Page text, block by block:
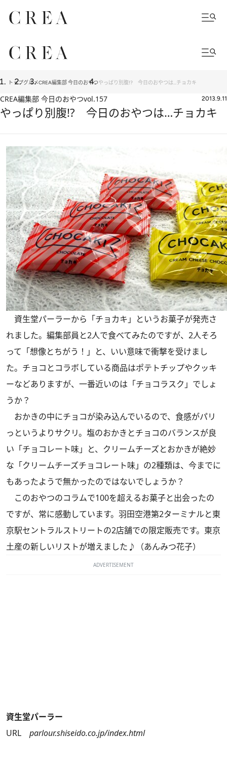
トップグルメCREA編集部 今日のおやつやっぱり別腹!? 今日のおやつは…チョカキ
CREA編集部 今日のおやつvol.157 2013.9.11
やっぱり別腹!? 今日のおやつは…チョカキ
資生堂パーラーから「チョカキ」というお菓子が発売さ
れました。編集部員と2人で食べてみたのですが、2人そろ
って「想像とちがう！」と、いい意味で衝撃を受けまし
た。チョコとコラボしている商品はポテトチップやクッキ
ーなどありますが、一番近いのは「チョコラスク」でしょ
うか？
おかきの中にチョコが染み込んでいるので、食感がパリ
っというよりサクリ。塩のおかきとチョコのバランスが良
い「チョコレート味」と、クリームチーズとおかきが絶妙
な「クリームチーズチョコレート味」の2種類は、今までに
もあったようで無かったのではないでしょうか？
このおやつのコラムで100を超えるお菓子と出会ったの
ですが、常に感動しています。羽田空港第2ターミナルと東
京駅セントラルストリートの2店舗での限定販売です。東京
土産の新しいリストが増えました♪（あんみつ花子）
ADVERTISEMENT
資生堂パーラー
URL parlour.shiseido.co.jp/index.html